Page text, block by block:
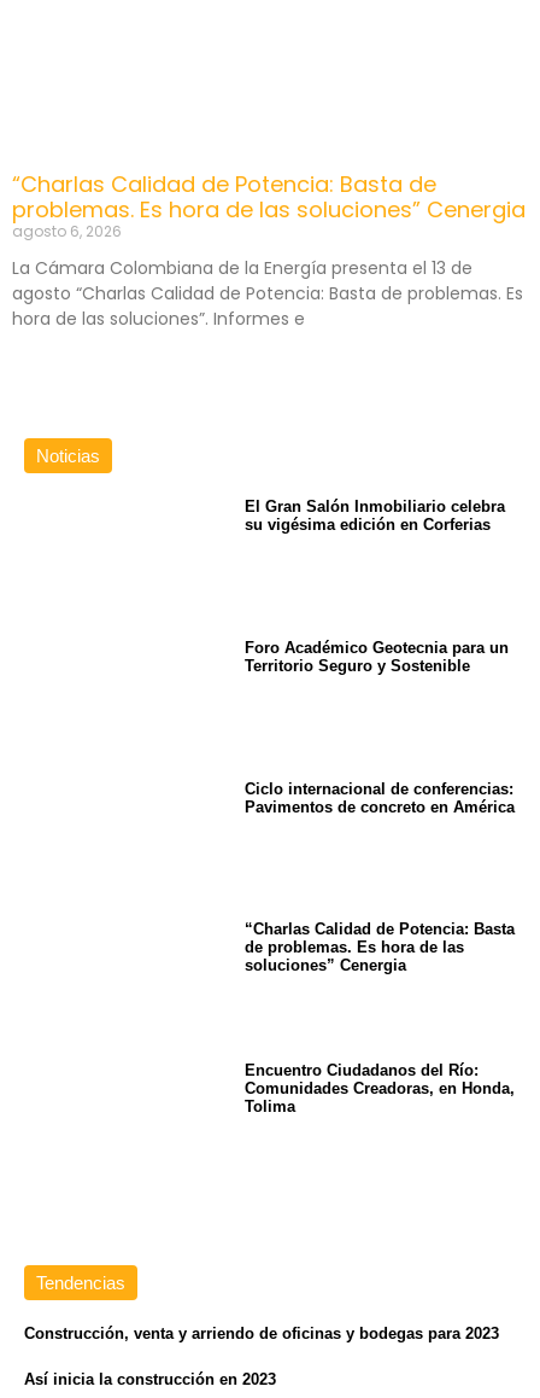
“Charlas Calidad de Potencia: Basta de
problemas. Es hora de las soluciones” Cenergia
agosto 6, 2026
La Cámara Colombiana de la Energía presenta el 13 de
agosto “Charlas Calidad de Potencia: Basta de problemas. Es
hora de las soluciones”. Informes e
Noticias
El Gran Salón Inmobiliario celebra
su vigésima edición en Corferias
Foro Académico Geotecnia para un
Territorio Seguro y Sostenible
Ciclo internacional de conferencias:
Pavimentos de concreto en América
“Charlas Calidad de Potencia: Basta
de problemas. Es hora de las
soluciones” Cenergia
Encuentro Ciudadanos del Río:
Comunidades Creadoras, en Honda,
Tolima
Tendencias
Construcción, venta y arriendo de oficinas y bodegas para 2023
Así inicia la construcción en 2023